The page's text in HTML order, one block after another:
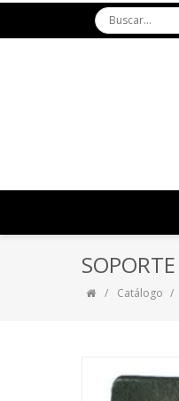
Catálogo